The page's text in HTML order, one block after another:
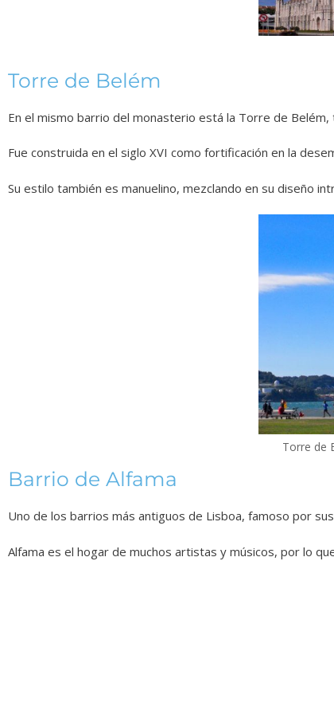
Torre de Belém
En el mismo barrio del monasterio está la Torre de Belém,
Fue construida en el siglo XVI como fortificación en la
Su estilo también es manuelino, mezclando en su diseño
Torre de
Barrio de Alfama
Uno de los barrios más antiguos de Lisboa, famoso por
Alfama es el hogar de muchos artistas y músicos, por lo